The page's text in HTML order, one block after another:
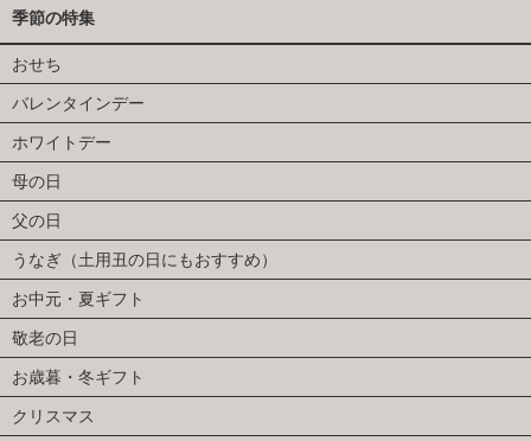
季節の特集
おせち
バレンタインデー
ホワイトデー
母の日
父の日
うなぎ（土用丑の日にもおすすめ）
お中元・夏ギフト
敬老の日
お歳暮・冬ギフト
クリスマス